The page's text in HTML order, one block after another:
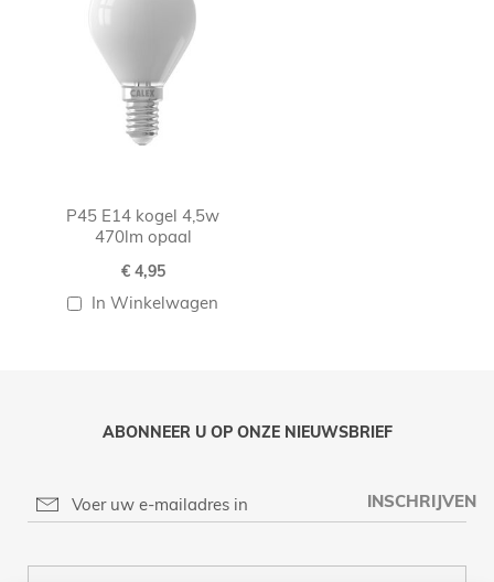
P45 E14 kogel 4,5w
470lm opaal
€ 4,95
In Winkelwagen
ABONNEER U OP ONZE NIEUWSBRIEF
INSCHRIJVEN